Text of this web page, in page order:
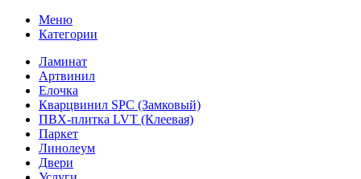
Меню
Категории
Ламинат
Артвинил
Елочка
Кварцвинил SPC (Замковый)
ПВХ-плитка LVT (Клеевая)
Паркет
Линолеум
Двери